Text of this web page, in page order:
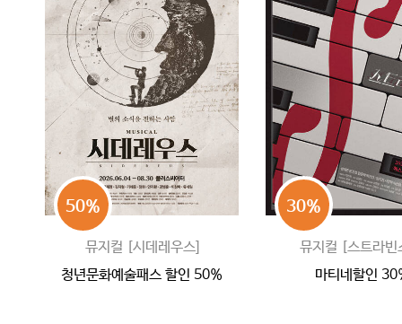
뮤지컬 [시데레우스]
청년문화예술패스 할인 50%
50%
뮤지컬 [스트라빈
마티네할인
30%